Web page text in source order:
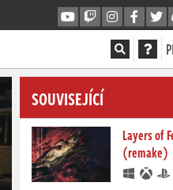
SOUVISEJÍCÍ
Layers of
(remake)